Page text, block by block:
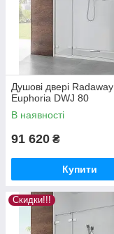
Душові двері Radaway
Euphoria DWJ 80
В наявності
91 620 ₴
Купити
Скидки!!!